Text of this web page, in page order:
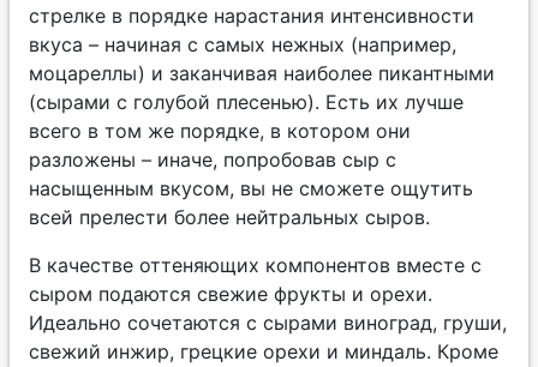
стрелке в порядке нарастания интенсивности
вкуса – начиная с самых нежных (например,
моцареллы) и заканчивая наиболее пикантными
(сырами с голубой плесенью). Есть их лучше
всего в том же порядке, в котором они
разложены – иначе, попробовав сыр с
насыщенным вкусом, вы не сможете ощутить
всей прелести более нейтральных сыров.
В качестве оттеняющих компонентов вместе с
сыром подаются свежие фрукты и орехи.
Идеально сочетаются с сырами виноград, груши,
свежий инжир, грецкие орехи и миндаль. Кроме